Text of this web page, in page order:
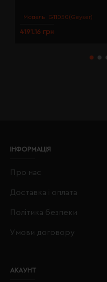
Модель: G11050(Geyser)
4191.16 грн
ІНФОРМАЦІЯ
Про нас
Доставка і оплата
Політика безпеки
Умови договору
АКАУНТ